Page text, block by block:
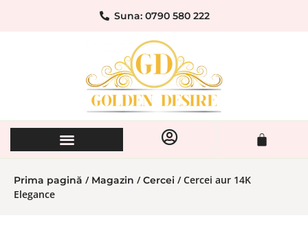
Suna: 0790 580 222
Prima pagină / Magazin /Cercei / Cercei aur 14K
Elegance